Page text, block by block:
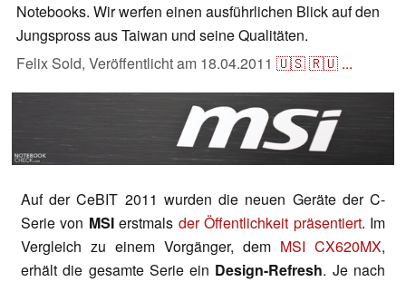
Notebooks. Wir werfen einen ausführlichen Blick auf den
Jungspross aus Taiwan und seine Qualitäten.
Felix Sold, Veröffentlicht am 18.04.2011 🇺🇸🇷🇺 ...
Auf der CeBIT 2011 wurden die neuen Geräte der C-
Serie von MSIerstmals der Öffentlichkeit präsentiert. Im
Vergleich zu einem Vorgänger, dem MSI CX620MX,
erhält die gesamte Serie ein Design-Refresh. Je nach